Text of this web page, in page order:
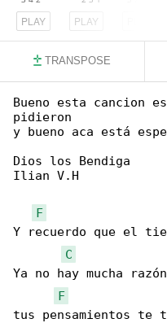
PLAY PLAY
TRANSPOSE
Bueno esta cancion
pidieron
y bueno aca está
Dios los Bendiga
Ilian V.H
F
Y recuerdo que el
C
Ya no hay mucha
F
tus pensamientos te